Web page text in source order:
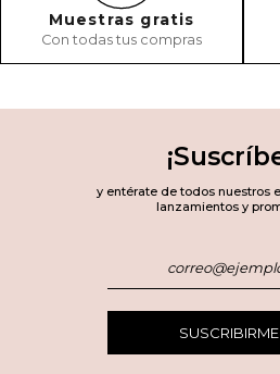
Muestras gratis
Con todas tus compras
y entérate de todos nuestros
lanzamientos y
SUSCRIBIRME